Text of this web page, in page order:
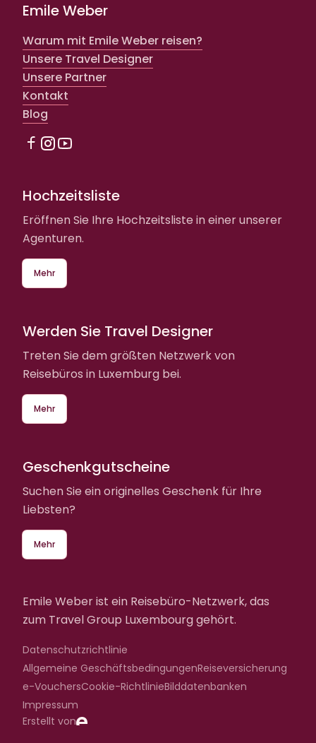
Emile Weber
Warum mit Emile Weber reisen?
Unsere Travel Designer
Unsere Partner
Kontakt
Blog
Hochzeitsliste
Eröffnen Sie Ihre Hochzeitsliste in einer unserer
Agenturen.
Mehr
Werden Sie Travel Designer
Treten Sie dem größten Netzwerk von
Reisebüros in Luxemburg bei.
Mehr
Geschenkgutscheine
Suchen Sie ein originelles Geschenk für Ihre
Liebsten?
Mehr
Emile Weber ist ein Reisebüro-Netzwerk, das
zum Travel Group Luxembourg gehört.
Datenschutzrichtlinie
Allgemeine GeschäftsbedingungenReiseversicherung
e-VouchersCookie-RichtlinieBilddatenbanken
Impressum
Erstellt von